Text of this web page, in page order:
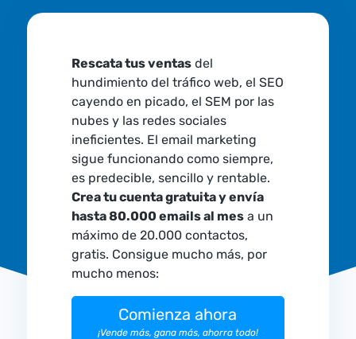
Rescata tus ventasdel
hundimiento del tráfico web, el SEO
cayendo en picado, el SEM por las
nubes y las redes sociales
ineficientes. El email marketing
sigue funcionando como siempre,
es predecible, sencillo y rentable.
Crea tu cuenta gratuita y envía
hasta 80.000 emails al mesa un
máximo de 20.000 contactos,
gratis. Consigue mucho más, por
mucho menos:
Comienza ahora
¡Vende más, gana más, ahorra todo!